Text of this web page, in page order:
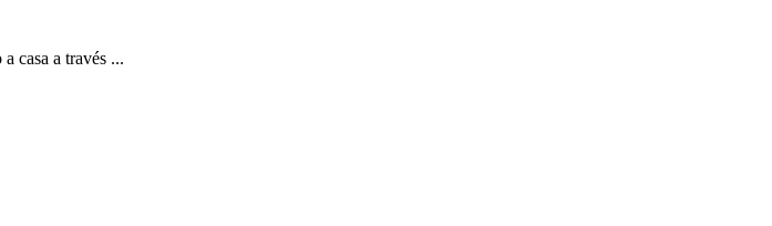
casa a través ...